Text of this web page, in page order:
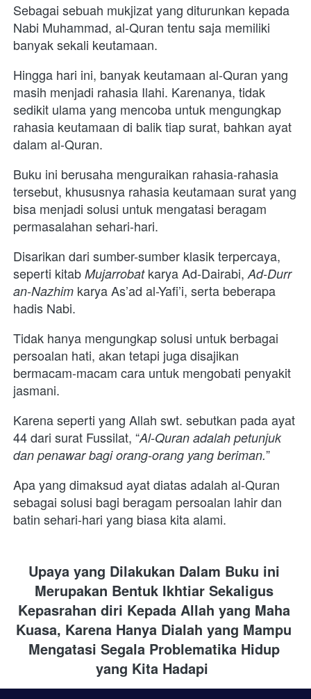
Sebagai sebuah mukjizat yang diturunkan kepada
Nabi Muhammad, al-Quran tentu saja memiliki
banyak sekali keutamaan.
Hingga hari ini, banyak keutamaan al-Quran yang
masih menjadi rahasia Ilahi. Karenanya, tidak
sedikit ulama yang mencoba untuk mengungkap
rahasia keutamaan di balik tiap surat, bahkan ayat
dalam al-Quran.
Buku ini berusaha menguraikan rahasia-rahasia
tersebut, khususnya rahasia keutamaan surat yang
bisa menjadi solusi untuk mengatasi beragam
permasalahan sehari-hari.
Disarikan dari sumber-sumber klasik terpercaya,
seperti kitab Mujarrobat karya Ad-Dairabi, Ad-Durr
an-Nazhim karya As’ad al-Yafi’i, serta beberapa
hadis Nabi.
Tidak hanya mengungkap solusi untuk berbagai
persoalan hati, akan tetapi juga disajikan
bermacam-macam cara untuk mengobati penyakit
jasmani.
Karena seperti yang Allah swt. sebutkan pada ayat
44 dari surat Fussilat, “Al-Quran adalah petunjuk
dan penawar bagi orang-orang yang beriman.”
Apa yang dimaksud ayat diatas adalah al-Quran
sebagai solusi bagi beragam persoalan lahir dan
batin sehari-hari yang biasa kita alami.
Upaya yang Dilakukan Dalam Buku ini
Merupakan Bentuk Ikhtiar Sekaligus
Kepasrahan diri Kepada Allah yang Maha
Kuasa, Karena Hanya Dialah yang Mampu
Mengatasi Segala Problematika Hidup
yang Kita Hadapi